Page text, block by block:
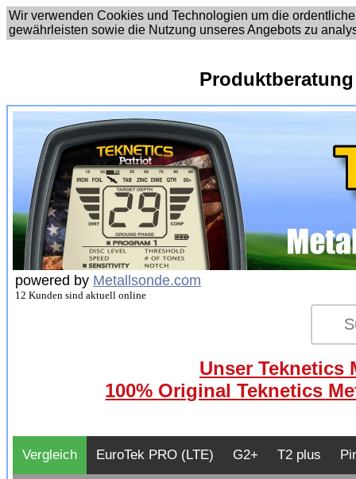
Wir verwenden Cookies und Technologien um die
gewährleisten sowie die Nutzung unseres Angebots zu
powered by Metallsonde.com
12 Kunden sind aktuell online
Unser Teknetics
100% Original Teknetics
Vergleich EuroTek PRO (LTE) G2+ T2 plus